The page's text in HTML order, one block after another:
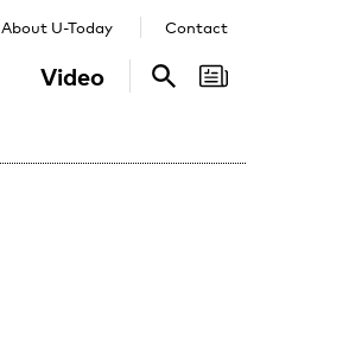
Video
About U-Today Contact
Search